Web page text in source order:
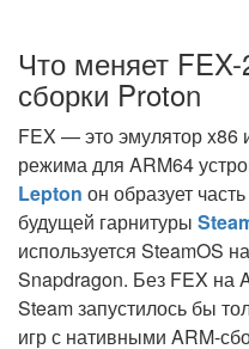
Что меняет
сборки Proton
FEX — это эмулятор x86
режима для ARM64
Lepton он образует
будущей гарнитуры
используется SteamOS
Snapdragon. Без FEX на
Steam запустилось бы
игр с нативными ARM-